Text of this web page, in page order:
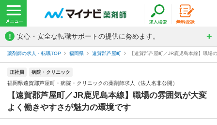
! 安心・安全な転職サポートの提供に努めます。
薬剤師の求人・転職TOP 福岡県 遠賀郡芦屋町 【遠賀郡芦屋町／JR鹿児島本線】職
正社員 病院・クリニック
福岡県遠賀郡芦屋町・病院・クリニックの薬剤師求人（法人名非公開）
【遠賀郡芦屋町／JR鹿児島本線】職場の雰囲気が大変
よく働きやすさが魅力の環境です